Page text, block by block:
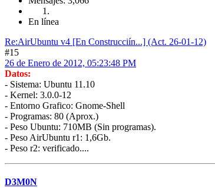
En línea
Re:AirUbuntu v4 [En Construcciín...] (Act. 26-01-12)
#15
26 de Enero de 2012, 05:23:48 PM
Datos:
- Sistema: Ubuntu 11.10
- Kernel: 3.0.0-12
- Entorno Grafico: Gnome-Shell
- Programas: 80 (Aprox.)
- Peso Ubuntu: 710MB (Sin programas).
- Peso AirUbuntu r1: 1,6Gb.
- Peso r2: verificado....
D3M0N